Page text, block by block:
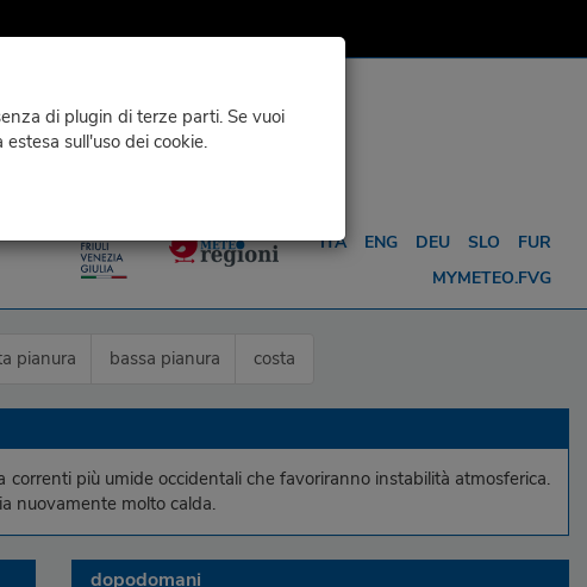
di plugin di terze parti. Se vuoi
sull'uso dei cookie.
ITA ENG DEU SLO
FUR
MYMETEO.FVG
pianura bassa pianura costa
più umide occidentali che favoriranno instabilità atmosferica.
nuovamente molto calda.
dopodomani